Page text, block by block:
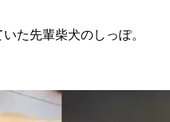
た先輩柴犬のしっぽ。